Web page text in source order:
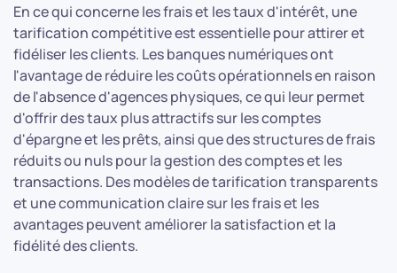
En ce qui concerne les frais et les taux d'intérêt, une
tarification compétitive est essentielle pour attirer et
fidéliser les clients. Les banques numériques ont
l'avantage de réduire les coûts opérationnels en raison
de l'absence d'agences physiques, ce qui leur permet
d'offrir des taux plus attractifs sur les comptes
d'épargne et les prêts, ainsi que des structures de frais
réduits ou nuls pour la gestion des comptes et les
transactions. Des modèles de tarification transparents
et une communication claire sur les frais et les
avantages peuvent améliorer la satisfaction et la
fidélité des clients.